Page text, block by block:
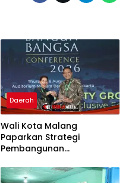
Daerah
Wali Kota Malang
Paparkan Strategi
Pembangunan
Nasional CNN Indonesia